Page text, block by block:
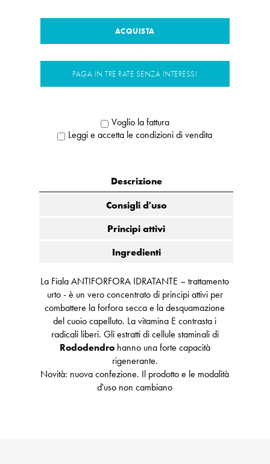
ACQUISTA
PAGA IN TRE RATE SENZA INTERESSI
Voglio la fattura
Leggi e accetta le condizioni di vendita
Descrizione
Consigli d'uso
Principi attivi
Ingredienti
La Fiala ANTIFORFORA IDRATANTE – trattamento
urto - è un vero concentrato di principi attivi per
combattere la forfora secca e la desquamazione
del cuoio capelluto. La vitamina E contrasta i
radicali liberi. Gli estratti di cellule staminali di
Rododendrohanno una forte capacità
rigenerante.
Novità: nuova confezione. Il prodotto e le modalità
d'uso non cambiano